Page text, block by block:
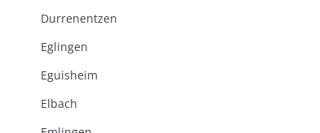
Durrenentzen
Eglingen
Eguisheim
Elbach